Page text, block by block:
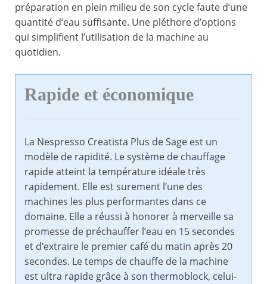
préparation en plein milieu de son cycle faute d’une
quantité d’eau suffisante. Une pléthore d’options
qui simplifient l’utilisation de la machine au
quotidien.
Rapide et économique
La Nespresso Creatista Plus de Sage est un
modèle de rapidité. Le système de chauffage
rapide atteint la température idéale très
rapidement. Elle est surement l’une des
machines les plus performantes dans ce
domaine. Elle a réussi à honorer à merveille sa
promesse de préchauffer l’eau en 15 secondes
et d’extraire le premier café du matin après 20
secondes. Le temps de chauffe de la machine
est ultra rapide grâce à son thermoblock, celui-